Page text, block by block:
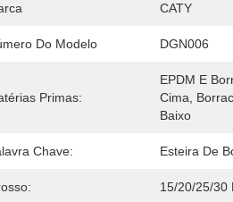
CATY
Do Modelo DGN006
Primas:
EPDM E
Cima,
Baixo
Chave: Esteira De
15/20/25/30